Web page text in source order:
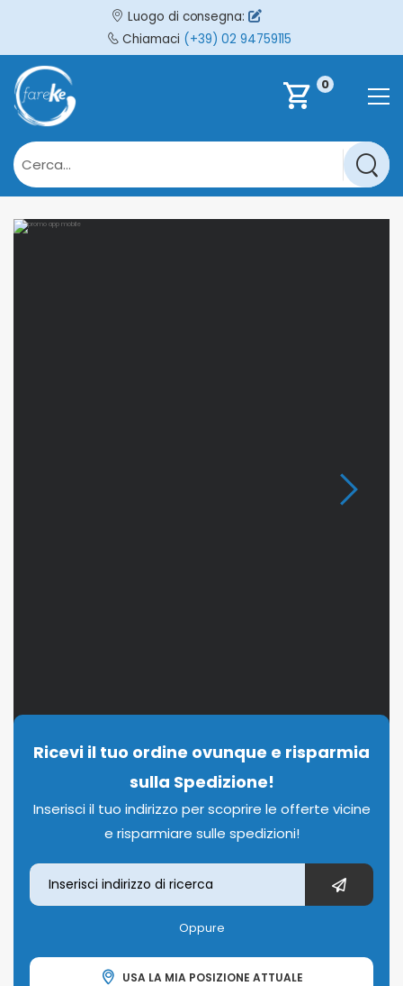
Luogo di consegna:
Chiamaci (+39) 02 94759115
shopping_cart 0
Ricevi il tuo ordine ovunque e risparmia
sulla Spedizione!
Inserisci il tuo indirizzo per scoprire le offerte vicine
e risparmiare sulle spedizioni!
Oppure
USA LA MIA POSIZIONE ATTUALE